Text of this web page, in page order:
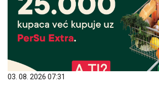
03. 08. 2026 07:31